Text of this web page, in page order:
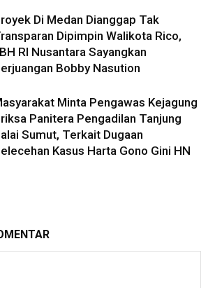
Di Medan Dianggap Tak
Dipimpin Walikota Rico,
RI Nusantara Sayangkan
Bobby Nasution
Minta Pengawas Kejagung
Panitera Pengadilan Tanjung
Sumut, Terkait Dugaan
Kasus Harta Gono Gini HN